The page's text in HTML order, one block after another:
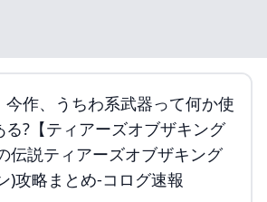
ティアキン
ティアキン 祠
ティアキン 武器
今作、うちわ系武器って何か使
る?【ティアーズオブザキング
伝説ティアーズオブザキング
)攻略まとめ-コログ速報